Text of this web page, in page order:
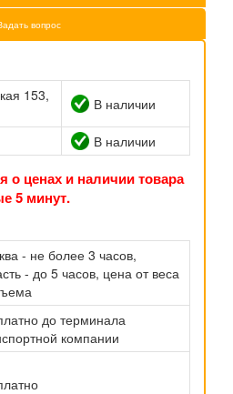
вопрос
153,
В наличии
В наличии
ценах и наличии товара
5 минут.
- не более 3 часов,
- до 5 часов, цена от веса
до терминала
компании